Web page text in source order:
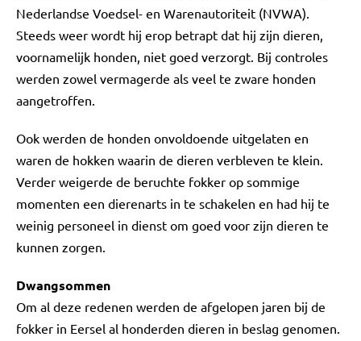
Nederlandse Voedsel- en Warenautoriteit (NVWA).
Steeds weer wordt hij erop betrapt dat hij zijn dieren,
voornamelijk honden, niet goed verzorgt. Bij controles
werden zowel vermagerde als veel te zware honden
aangetroffen.
Ook werden de honden onvoldoende uitgelaten en
waren de hokken waarin de dieren verbleven te klein.
Verder weigerde de beruchte fokker op sommige
momenten een dierenarts in te schakelen en had hij te
weinig personeel in dienst om goed voor zijn dieren te
kunnen zorgen.
Dwangsommen
Om al deze redenen werden de afgelopen jaren bij de
fokker in Eersel al honderden dieren in beslag genomen.